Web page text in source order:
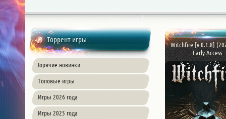
Торрент игры
Горячие новинки
Топовые игры
Игры 2026 года
Игры 2025 года
Witchfire [v 0.1.8]
Early Access